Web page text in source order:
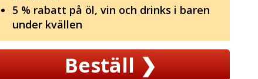
5 % rabatt på öl, vin och drinks i baren
under kvällen
Beställ❯